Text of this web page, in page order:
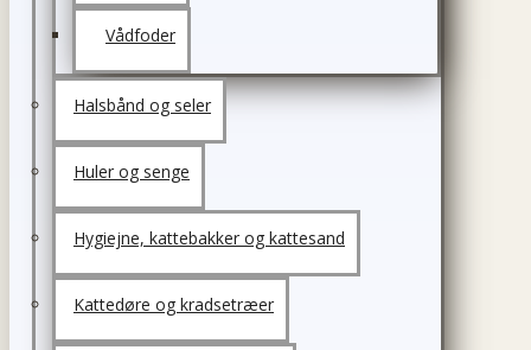
Vådfoder
Halsbånd og seler
Huler og senge
Hygiejne, kattebakker og kattesand
Kattedøre og kradsetræer